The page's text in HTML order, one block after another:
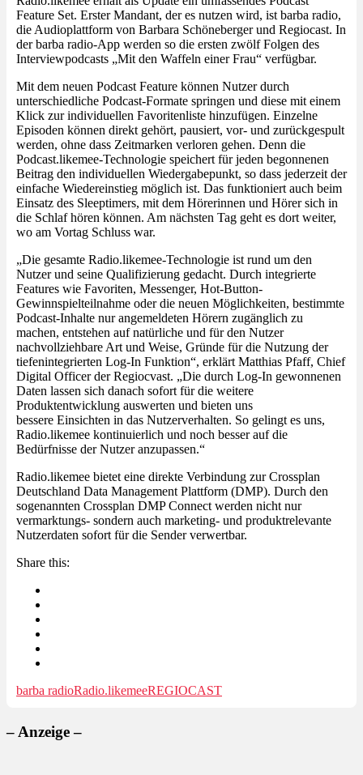
Feature Set. Erster Mandant, der es nutzen wird, ist barba radio,
die Audioplattform von Barbara Schöneberger und Regiocast. In
der barba radio-App werden so die ersten zwölf Folgen des
Interviewpodcasts „Mit den Waffeln einer Frau“ verfügbar.
Mit dem neuen Podcast Feature können Nutzer durch
unterschiedliche Podcast-Formate springen und diese mit einem
Klick zur individuellen Favoritenliste hinzufügen. Einzelne
Episoden können direkt gehört, pausiert, vor- und zurückgespult
werden, ohne dass Zeitmarken verloren gehen. Denn die
Podcast.likemee-Technologie speichert für jeden begonnenen
Beitrag den individuellen Wiedergabepunkt, so dass jederzeit der
einfache Wiedereinstieg möglich ist. Das funktioniert auch beim
Einsatz des Sleeptimers, mit dem Hörerinnen und Hörer sich in
die Schlaf hören können. Am nächsten Tag geht es dort weiter,
wo am Vortag Schluss war.
„Die gesamte Radio.likemee-Technologie ist rund um den
Nutzer und seine Qualifizierung gedacht. Durch integrierte
Features wie Favoriten, Messenger, Hot-Button-
Gewinnspielteilnahme oder die neuen Möglichkeiten, bestimmte
Podcast-Inhalte nur angemeldeten Hörern zugänglich zu
machen, entstehen auf natürliche und für den Nutzer
nachvollziehbare Art und Weise, Gründe für die Nutzung der
tiefenintegrierten Log-In Funktion“, erklärt Matthias Pfaff, Chief
Digital Officer der Regiocvast. „Die durch Log-In gewonnenen
Daten lassen sich danach sofort für die weitere
Produktentwicklung auswerten und bieten uns
bessere Einsichten in das Nutzerverhalten. So gelingt es uns,
Radio.likemee kontinuierlich und noch besser auf die
Bedürfnisse der Nutzer anzupassen.“
Radio.likemee bietet eine direkte Verbindung zur Crossplan
Deutschland Data Management Plattform (DMP). Durch den
sogenannten Crossplan DMP Connect werden nicht nur
vermarktungs- sondern auch marketing- und produktrelevante
Nutzerdaten sofort für die Sender verwertbar.
Share this:
barba radioRadio.likemeeREGIOCAST
– Anzeige –